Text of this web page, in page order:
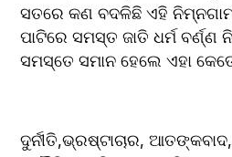
ସତରେ କଣ ବଦଳିଛି ଏହି ନିମ୍ନଗାମୀ
ପାଟିରେ ସମସ୍ତ ଜାତି ଧର୍ମ ବର୍ଣ୍ଣ
ସମସ୍ତେ ସମାନ ହେଲେ ଏହା କେତେ
ଦୁର୍ନୀତି,ଭ୍ରଷ୍ଟାଚାର,